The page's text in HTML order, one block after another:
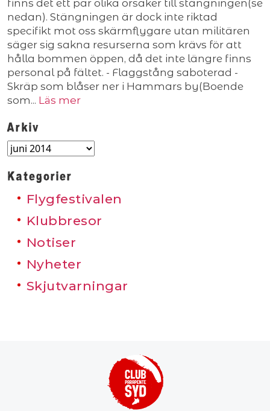
finns det ett par olika orsaker till stängningen(se
nedan). Stängningen är dock inte riktad
specifikt mot oss skärmflygare utan militären
säger sig sakna resurserna som krävs för att
hålla bommen öppen, då det inte längre finns
personal på fältet. - Flaggstång saboterad -
Skräp som blåser ner i Hammars by(Boende
som... Läs mer
Arkiv
Arkiv
Kategorier
Flygfestivalen
Klubbresor
Notiser
Nyheter
Skjutvarningar